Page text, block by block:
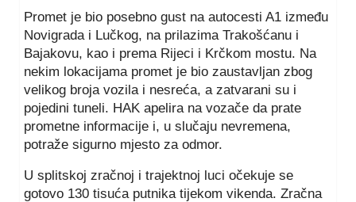
Promet je bio posebno gust na autocesti A1 između
Novigrada i Lučkog, na prilazima Trakošćanu i
Bajakovu, kao i prema Rijeci i Krčkom mostu. Na
nekim lokacijama promet je bio zaustavljan zbog
velikog broja vozila i nesreća, a zatvarani su i
pojedini tuneli. HAK apelira na vozače da prate
prometne informacije i, u slučaju nevremena,
potraže sigurno mjesto za odmor.
U splitskoj zračnoj i trajektnoj luci očekuje se
gotovo 130 tisuća putnika tijekom vikenda. Zračna